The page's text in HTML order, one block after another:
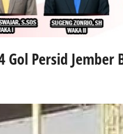
Gol Persid